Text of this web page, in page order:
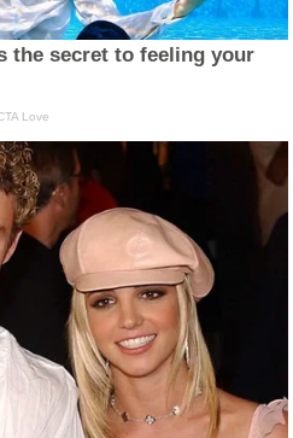
the secret to feeling your
Love